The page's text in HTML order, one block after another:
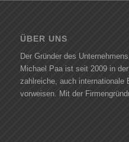
ÜBER UNS
Der Gründer des
Michael Paa ist seit 2009 in
zahlreiche, auch internationale
vorweisen. Mit der